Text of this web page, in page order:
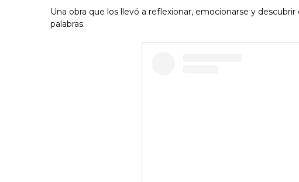
Una obra que los llevó a reflexionar, emocionarse y
palabras.